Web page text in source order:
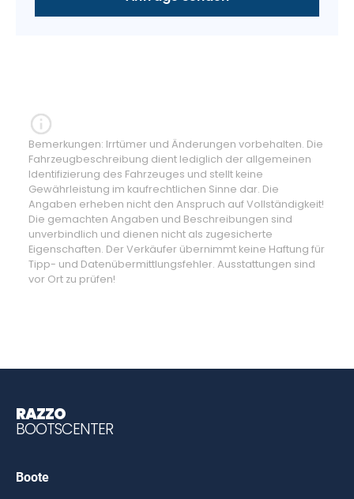
Bemerkungen: Irrtümer und Änderungen vorbehalten. Die
Fahrzeugbeschreibung dient lediglich der allgemeinen
Identifizierung des Fahrzeuges und stellt keine
Gewährleistung im kaufrechtlichen Sinne dar. Die
Angaben erheben nicht den Anspruch auf Vollständigkeit!
Die gemachten Angaben und Beschreibungen sind
unverbindlich und dienen nicht als zugesicherte
Eigenschaften. Der Verkäufer übernimmt keine Haftung für
Tipp- und Datenübermittlungsfehler. Ausstattungen sind
vor Ort zu prüfen!
RAZZO
BOOTSCENTER
Boote